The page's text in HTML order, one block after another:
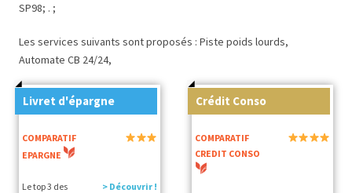
SP98; . ;
Les services suivants sont proposés : Piste poids lourds,
Automate CB 24/24,
Livret d'épargne
COMPARATIF
EPARGNE
Le top 3 des
> Découvrir !
Crédit Conso
COMPARATIF
CREDIT CONSO